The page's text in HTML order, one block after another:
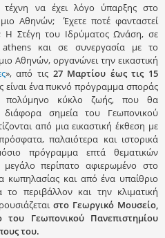
να έχει λόγο ύπαρξης στο
Αθηνών; Έχετε ποτέ φανταστεί
Η Στέγη του Ιδρύματος Ωνάση, σε
athens και σε συνεργασία με το
Αθηνών, οργανώνει την εικαστική
», από τις 27 Μαρτίου έως τις 15
είναι ένα πυκνό πρόγραμμα σποράς
πολύμηνο κύκλο ζωής, που θα
διάφορα σημεία του Γεωπονικού
από μια εικαστική έκθεση με
παλαιότερα και ιστορικά
πρόγραμμα επτά θεματικών
περίπατο αφιερωμένο στο
κωπηλασίας και από ένα υπαίθριο
το περιβάλλον και την κλιματική
στο Γεωργικό Μουσείο,
του Γεωπονικού Πανεπιστημίου
του.